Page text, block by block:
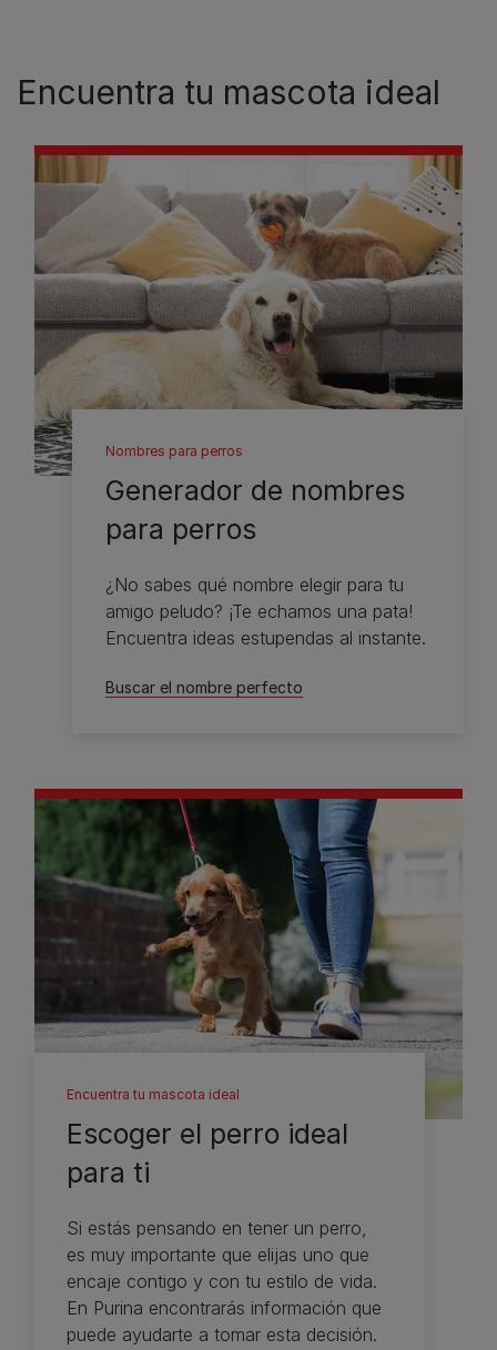
Encuentra tu mascota ideal
Nombres para perros
Generador de nombres
para perros
¿No sabes qué nombre elegir para tu
amigo peludo? ¡Te echamos una pata!
Encuentra ideas estupendas al instante.
Buscar el nombre perfecto
Encuentra tu mascota ideal
Escoger el perro ideal
para ti
Si estás pensando en tener un perro,
es muy importante que elijas uno que
encaje contigo y con tu estilo de vida.
En Purina encontrarás información que
puede ayudarte a tomar esta decisión.